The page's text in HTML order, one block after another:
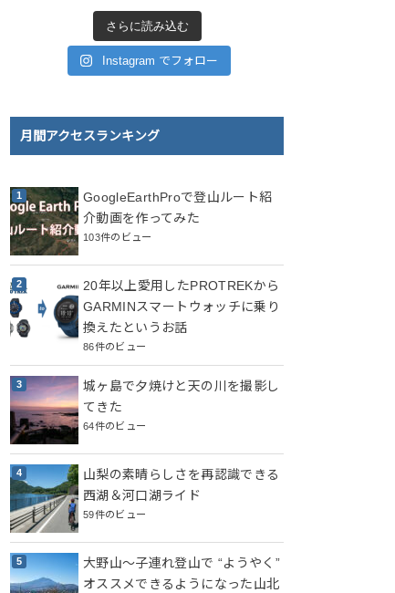
さらに読み込む
Instagram でフォロー
月間アクセスランキング
GoogleEarthProで登山ルート紹
介動画を作ってみた
103件のビュー
20年以上愛用したPROTREKから
GARMINスマートウォッチに乗り
換えたというお話
86件のビュー
城ヶ島で夕焼けと天の川を撮影し
てきた
64件のビュー
山梨の素晴らしさを再認識できる
西湖＆河口湖ライド
59件のビュー
大野山～子連れ登山で “ようやく”
オススメできるようになった山北